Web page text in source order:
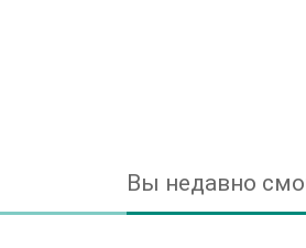
Вы недавно